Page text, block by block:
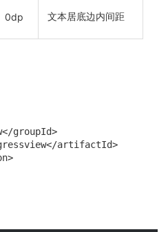
0dp 文本居底边内间距
groupId>
artifactId>